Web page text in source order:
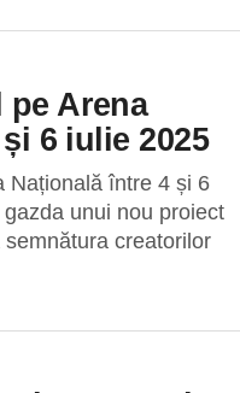
pe Arena
6 iulie 2025
Națională între 4 și 6
unui nou proiect
creatorilor